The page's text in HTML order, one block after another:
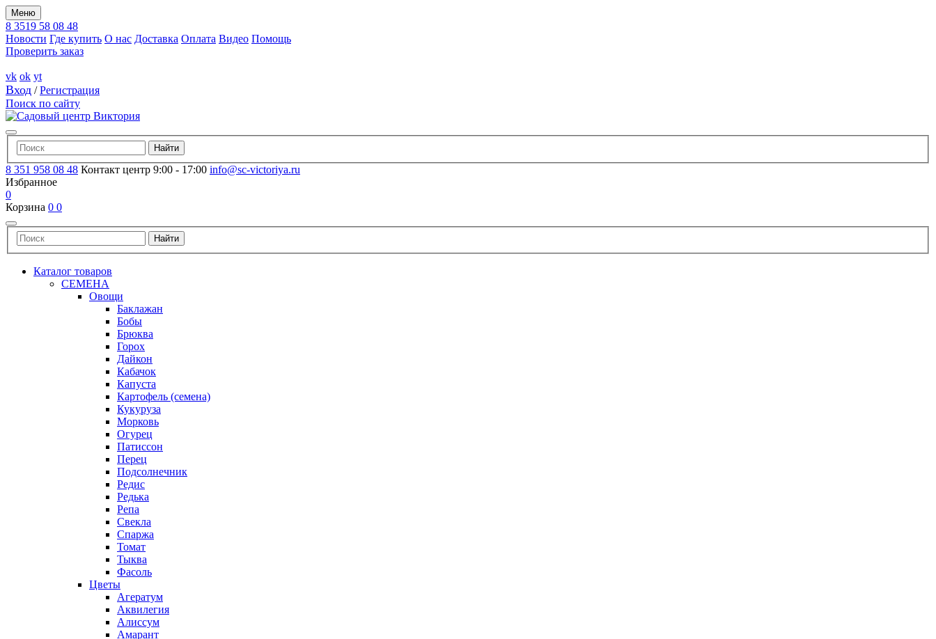
Меню
8 3519 58 08 48
Новости Где купить О нас Доставка Оплата Видео Помощь
Проверить заказ
vk ok yt
Вход /Регистрация
Поиск по сайту
8 351 958 08 48 Контакт центр 9:00 - 17:00 info@sc-victoriya.ru
Избранное
0
Корзина 0 0
Каталог товаров
СЕМЕНА
Овощи
Баклажан
Бобы
Брюква
Горох
Дайкон
Кабачок
Капуста
Картофель (семена)
Кукуруза
Морковь
Огурец
Патиссон
Перец
Подсолнечник
Редис
Редька
Репа
Свекла
Спаржа
Томат
Тыква
Фасоль
Цветы
Агератум
Аквилегия
Алиссум
Амарант